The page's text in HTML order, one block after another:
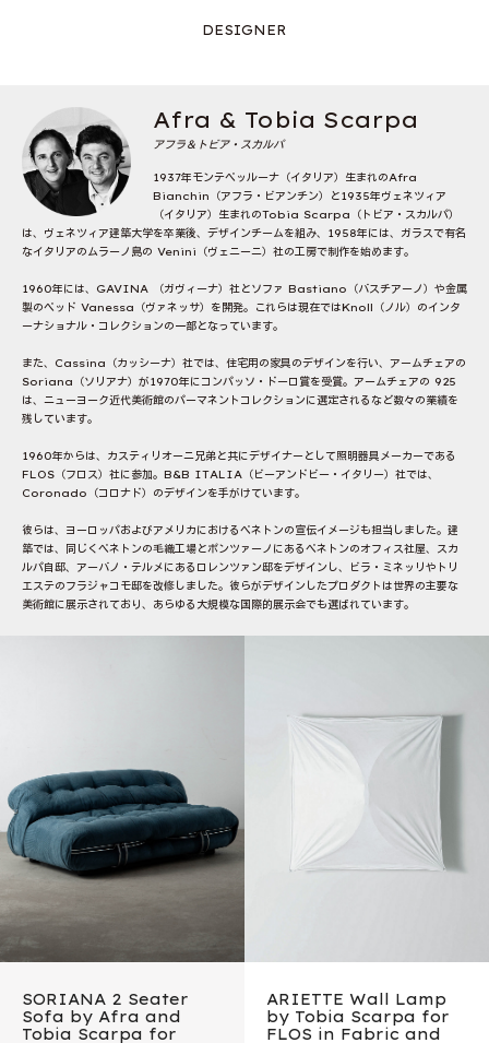
DESIGNER
Afra & Tobia Scarpa
アフラ＆トビア・スカルパ
1937年モンテベッルーナ（イタリア）生まれのAfra
Bianchin（アフラ・ビアンチン）と1935年ヴェネツィア
（イタリア）生まれのTobia Scarpa（トビア・スカルパ）
は、ヴェネツィア建築大学を卒業後、デザインチームを組み、1958年には、ガラスで有名
なイタリアのムラーノ島の Venini（ヴェニーニ）社の工房で制作を始めます。
1960年には、GAVINA （ガヴィーナ）社とソファ Bastiano（バスチアーノ）や金属
製のベッド Vanessa（ヴァネッサ）を開発。これらは現在ではKnoll（ノル）のインタ
ーナショナル・コレクションの一部となっています。
また、Cassina（カッシーナ）社では、住宅用の家具のデザインを行い、アームチェアの
Soriana（ソリアナ）が1970年にコンパッソ・ドーロ賞を受賞。アームチェアの 925
は、ニューヨーク近代美術館のパーマネントコレクションに選定されるなど数々の業績を
残しています。
1960年からは、カスティリオーニ兄弟と共にデザイナーとして照明器具メーカーである
FLOS（フロス）社に参加。B&B ITALIA（ビーアンドビー・イタリー）社では、
Coronado（コロナド）のデザインを手がけています。
彼らは、ヨーロッパおよびアメリカにおけるベネトンの宣伝イメージも担当しました。建
築では、同じくベネトンの毛織工場とポンツァーノにあるベネトンのオフィス社屋、スカ
ルパ自邸、アーバノ・テルメにあるロレンツァン邸をデザインし、ビラ・ミネッリやトリ
エステのフラジャコモ邸を改修しました。彼らがデザインしたプロダクトは世界の主要な
美術館に展示されており、あらゆる大規模な国際的展示会でも選ばれています。
SORIANA 2 Seater
Sofa by Afra and
Tobia Scarpa for
ARIETTE Wall Lamp
by Tobia Scarpa for
FLOS in Fabric and